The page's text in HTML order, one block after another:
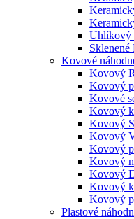
Uhlíkový
Kovové
Kovový
Kovový
Kovové
Kovový
Kovový
Kovový
Kovový
Kovový
Kovový
Kovový
Kovový
Plastové